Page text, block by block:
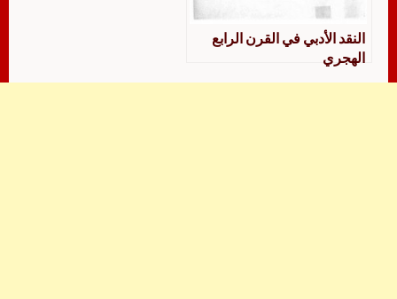
النقد الأدبي في القرن الرابع
الهجري